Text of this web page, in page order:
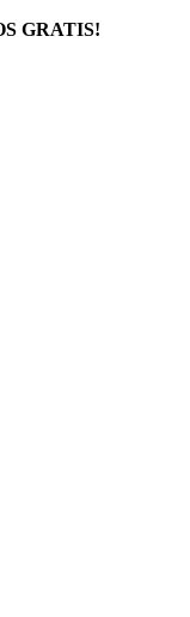
GRATIS!